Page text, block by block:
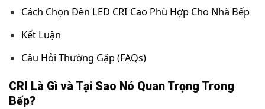
Cách Chọn Đèn LED CRI Cao Phù Hợp Cho Nhà Bếp
Kết Luận
Câu Hỏi Thường Gặp (FAQs)
CRI Là Gì và Tại Sao Nó Quan Trọng Trong
Bếp?